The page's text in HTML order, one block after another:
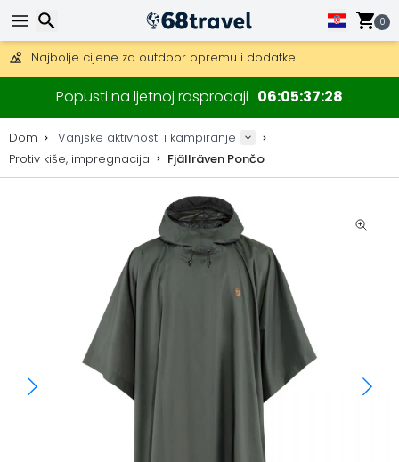
0
Mogućnost slanja DHL Expressom (dostava unutar 24 sata)
30 dana za povrat, 90 dana za drvene karte i dekoracije.
Najbolje cijene za outdoor opremu i dodatke.
Popusti na ljetnoj rasprodaji 06 05 37 28
Dom
Vanjske aktivnosti i kampiranje
Protiv kiše, impregnacija
Fjällräven Pončo
Traži
Traži